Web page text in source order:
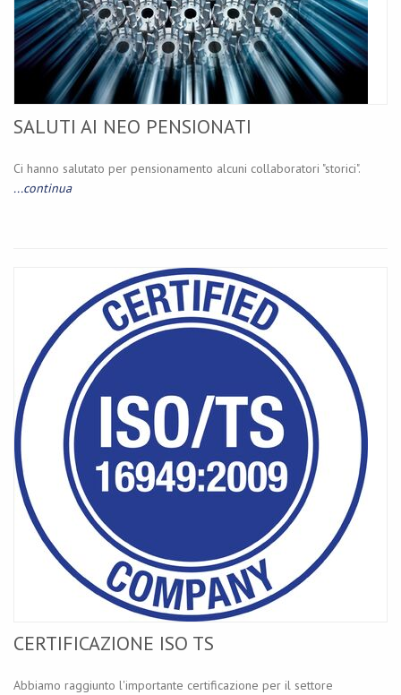
SALUTI AI NEO PENSIONATI
Ci hanno salutato per pensionamento alcuni collaboratori "storici".
...continua
CERTIFICAZIONE ISO TS
Abbiamo raggiunto l'importante certificazione per il settore